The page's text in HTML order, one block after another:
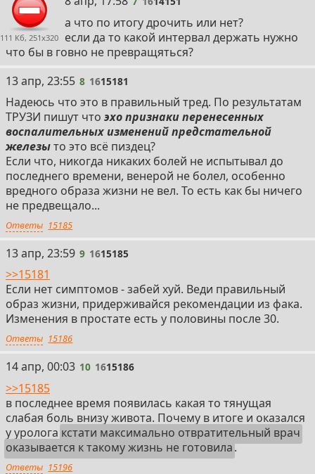
гиперплазии предстательной железы и рака.
– Примеры:
— На позднем этапе 1960-х – начало исследований по
применению препаратов для блокирования
1960–1980-е годы
• Антиандрогены и эстрогены:
– В 1960-е годы для лечения метастатического рака
предстательной железы начал применяться
синтетический эстроген диэтилстилбестрол (ДЭС). Он
использовался для подавления андрогенной
стимуляции, но вскоре обнаружились серьёзные
побочные эффекты, такие как риск тромбоэмболии и
кардиоваскулярные осложнения.
– Антиандрогенные препараты:
андрогенные рецепторы и использовался при
лечении заболеваний предстательной железы.
• Исследования роли дигидротестостерона (ДГТ):
– Проводились эксперименты, подтверждающие
ключевую роль ДГТ в поддержании массы
предстательной железы. Это открытие в дальнейшем
легло в основу разработки селективных ингибиторов
синтеза ДГТ.
1970–1990-е годы
• Стимуляторы выработки тестостерона:
– Препараты, активирующие естественную секрецию
тестостерона через гипоталамо-гипофизарную
систему.
111 Кб, 251x320
а что по итогу дрочить или нет?
если да то какой интервал держать нужно
что бы в говно не превращяться?
8
13 апр, 23:55 8 1615181
Надеюсь что это в правильный тред. По результатам
ТРУЗИ пишут что эхо признаки перенесенных
воспалительных изменений предстательной
железыто это всё пиздец?
Если что, никогда никаких болей не испытывал до
последнего времени, венерой не болел, особенно
вредного образа жизни не вел. То есть как бы ничего
не предвещало...
Ответы 15185
9
13 апр, 23:59 9 1615185
>>15181
Если нет симптомов - забей хуй. Веди правильный
образ жизни, придерживайся рекомендации из фака.
Изменения в простате есть у половины после 30.
Ответы 15186
10
14 апр, 00:03 10 1615186
>>15185
в последнее время появилась какая то тянущая
слабая боль внизу живота. Почему в итоге и оказался
у уролога кстати максимально отвратительный врач
оказывается к такому жизнь не готовила.
Ответы 15196